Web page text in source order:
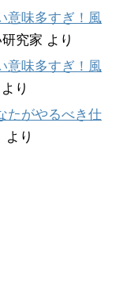
意味多すぎ！風
究家 より
意味多すぎ！風
り
たがやるべき仕
より